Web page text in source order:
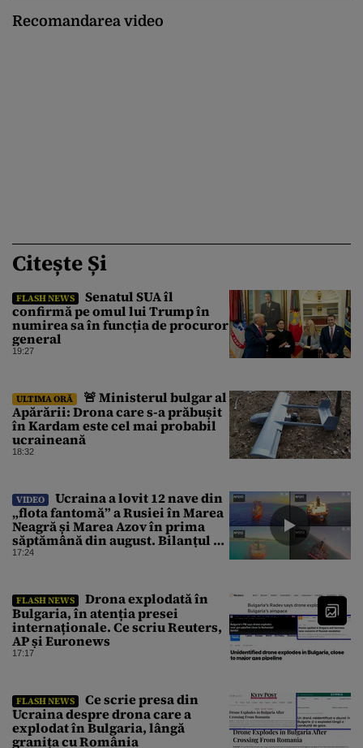
Recomandarea video
Citește Și
FLASH NEWS
Senatul SUA îl
confirmă pe omul lui Trump în
numirea sa în funcția de procuror
general
19:27
ULTIMA ORĂ
🚨 Ministerul bulgar al
Apărării: Drona care s-a prăbușit
în Kardam este cel mai probabil
ucraineană
18:32
VIDEO
Ucraina a lovit 12 nave din
„flota fantomă” a Rusiei în Marea
Neagră și Marea Azov în prima
săptămână din august. Bilanțul a
ajuns la 218
17:24
FLASH NEWS
Drona explodată în
Bulgaria, în atenția presei
internaționale. Ce scriu Reuters,
AP și Euronews
17:17
FLASH NEWS
Ce scrie presa din
Ucraina despre drona care a
explodat în Bulgaria, lângă
granița cu România